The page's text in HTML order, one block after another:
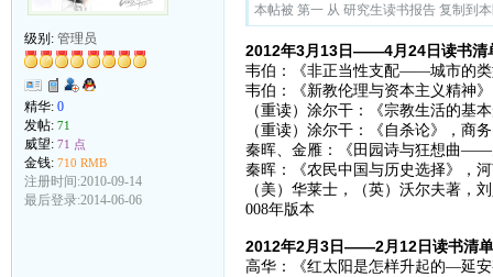
级别: 管理员
精华: 0
发帖: 71
威望: 71 点
金钱: 710 RMB
注册时间:2010-09-14
最后登录:2014-06-06
本帖被 第一 从 研究生读书报告 复制到
2012年3月13日——4月24日读书清
韦伯：《非正当性支配——城市的类
韦伯：《新教伦理与资本主义精神
（重读）涂尔干：《宗教生活的基
（重读）涂尔干：《自杀论》，商
秦晖、金雁：《田园诗与狂想曲——
秦晖：《农民中国与历史选择》，
（美）华莱士，（英）沃尔夫著，
008年版本
2012年2月3日——2月12日读书清
高华：《红太阳是怎样升起的—延